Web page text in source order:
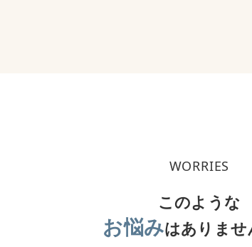
WORRIES
このような
お悩みはありませ